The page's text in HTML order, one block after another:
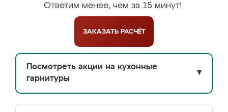
Ответим менее, чем за 15 минут!
ЗАКАЗАТЬ РАСЧЁТ
Посмотреть акции на кухонные
гарнитуры
▼